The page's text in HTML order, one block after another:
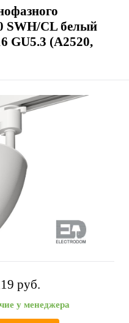
SWH/CL белый
GU5.3 (A2520,
pуб.
у менеджера